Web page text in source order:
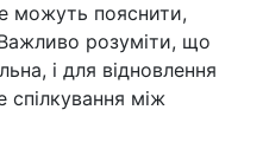
можуть пояснити,
розуміти, що
і для відновлення
спілкування між